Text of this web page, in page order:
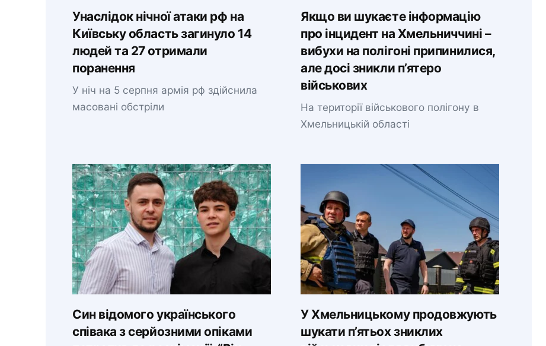
Унаслідок нічної атаки рф на
Київську область загинуло 14
людей та 27 отримали
поранення
У ніч на 5 серпня армія рф здійснила
масовані обстріли
Якщо ви шукаєте інформацію
про інцидент на Хмельниччині –
вибухи на полігоні припинилися,
але досі зникли п’ятеро
військових
На території військового полігону в
Хмельницькій області
Син відомого українського
співака з серйозними опіками
У Хмельницькому продовжують
шукати п’ятьох зниклих